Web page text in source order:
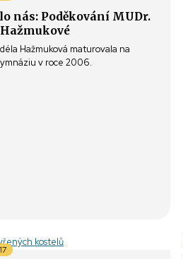
nás: Poděkování MUDr.
Hažmuková maturovala na
v roce 2006.